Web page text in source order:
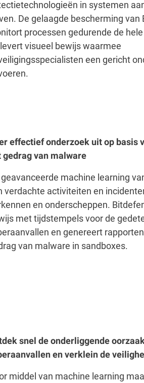
in systemen
De gelaagde bescherming van
processen gedurende de
visueel bewijs waarmee
een gericht
effectief onderzoek uit op basis
gedrag van malware
geavanceerde machine learning
verdachte activiteiten en
en onderscheppen.
met tijdstempels voor de
en genereert
van malware in sandboxes.
snel de onderliggende
en verklein de
middel van machine learning